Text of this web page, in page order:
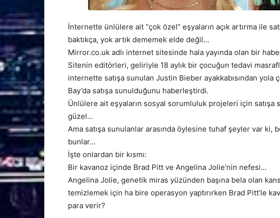
İnternette ünlülere ait “çok özel” eşyaların açık artırma ile
baktıkça, yok artık dememek elde değil…
Mirror.co.uk adlı internet sitesinde hala yayında olan bir
Sitenin editörleri, geliriyle 18 aylık bir çocuğun tedavi
internette satışa sunulan Justin Bieber ayakkabısından yola
Bay’da satışa sunulduğunu haberleştirdi.
Ünlülere ait eşyaların sosyal sorumluluk projeleri için satışa
güzel…
Ama satışa sunulanlar arasında öylesine tuhaf şeyler var ki,
bunlar…
İşte onlardan bir kısmı:
Bir kavanoz içinde Brad Pitt ve Angelina Jolie’nin nefesi…
Angelina Jolie, genetik miras yüzünden başına bela olan
temizlemek için ha bire operasyon yaptırırken Brad Pitt’le
para verir?